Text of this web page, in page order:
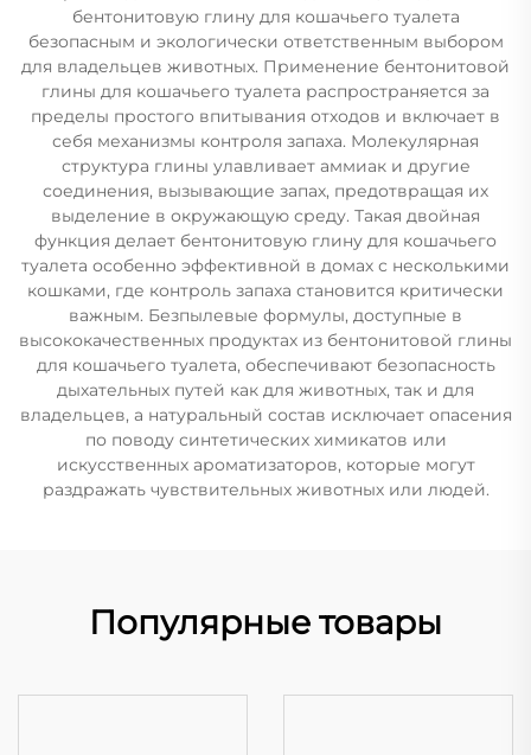
бентонитовую глину для кошачьего туалета
безопасным и экологически ответственным выбором
для владельцев животных. Применение бентонитовой
глины для кошачьего туалета распространяется за
пределы простого впитывания отходов и включает в
себя механизмы контроля запаха. Молекулярная
структура глины улавливает аммиак и другие
соединения, вызывающие запах, предотвращая их
выделение в окружающую среду. Такая двойная
функция делает бентонитовую глину для кошачьего
туалета особенно эффективной в домах с несколькими
кошками, где контроль запаха становится критически
важным. Безпылевые формулы, доступные в
высококачественных продуктах из бентонитовой глины
для кошачьего туалета, обеспечивают безопасность
дыхательных путей как для животных, так и для
владельцев, а натуральный состав исключает опасения
по поводу синтетических химикатов или
искусственных ароматизаторов, которые могут
раздражать чувствительных животных или людей.
Популярные товары